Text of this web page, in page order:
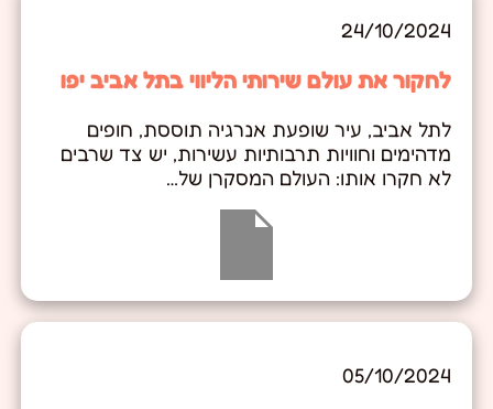
24/10/2024
לחקור את עולם שירותי הליווי בתל אביב יפו
לתל אביב, עיר שופעת אנרגיה תוססת, חופים
מדהימים וחוויות תרבותיות עשירות, יש צד שרבים
לא חקרו אותו: העולם המסקרן של…
05/10/2024